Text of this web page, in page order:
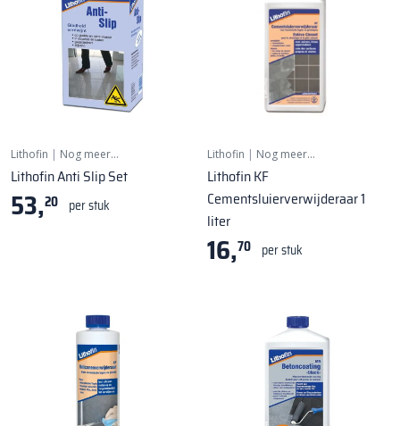
Lithofin | Nog meer…
Lithofin Anti Slip Set
53,20 per stuk
Lithofin | Nog meer…
Lithofin KF
Cementsluierverwijderaar 1
liter
16,70 per stuk